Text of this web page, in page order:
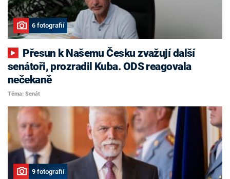
6 fotografií
senátoři, prozradil Kuba. ODS reagovala
nečekaně
Téma: Senát
9 fotografií